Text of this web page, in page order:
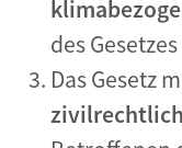
des
Das Gesetz